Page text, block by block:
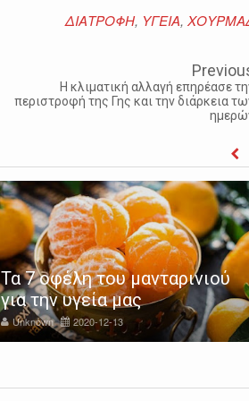
ΔΙΑΤΡΟΦΗ, ΥΓΕΙΑ,
Η κλιματική αλλαγή επηρέασε
περιστροφή της Γης και την διάρκεια
Δήμος Σερρών: Πρόσκληση
συμμετοχή στο Πρόγραμμα
«Από το Α έως το Ω: Μία
Ακαδημία για Γονείς»
Unknown 2020-12-09